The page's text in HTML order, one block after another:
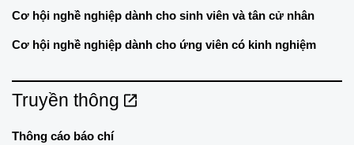
Cơ hội nghề nghiệp dành cho sinh viên và tân cử nhân
Cơ hội nghề nghiệp dành cho ứng viên có kinh nghiệm
Truyền thông
Thông cáo báo chí